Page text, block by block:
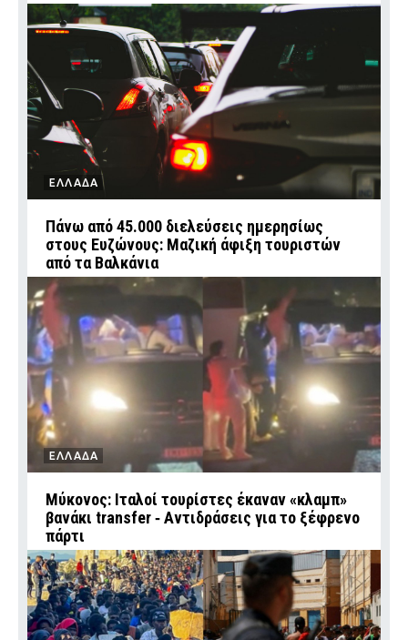
ΕΛΛΑΔΑ
Πάνω από 45.000 διελεύσεις ημερησίως
στους Ευζώνους: Μαζική άφιξη τουριστών
από τα Βαλκάνια
ΕΛΛΑΔΑ
Μύκονος: Ιταλοί τουρίστες έκαναν «κλαμπ»
βανάκι transfer ‑ Αντιδράσεις για το ξέφρενο
πάρτι